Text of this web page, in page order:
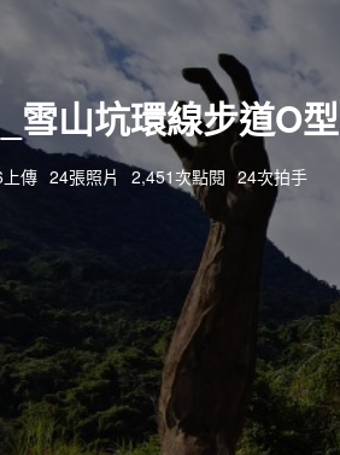
雪山坑環線步道O型
傳 24張照片 2,451次點閱 24次拍手